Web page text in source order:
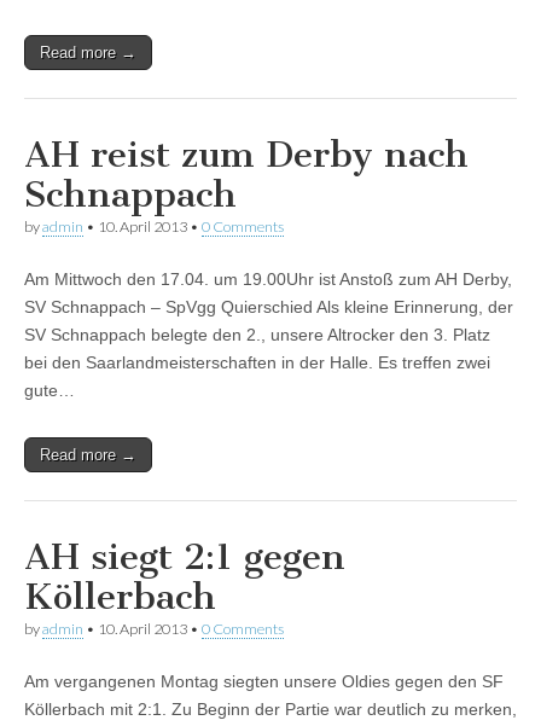
Read more →
AH reist zum Derby nach
Schnappach
byadmin • 10. April 2013 • 0 Comments
Am Mittwoch den 17.04. um 19.00Uhr ist Anstoß zum AH Derby,
SV Schnappach – SpVgg Quierschied Als kleine Erinnerung, der
SV Schnappach belegte den 2., unsere Altrocker den 3. Platz
bei den Saarlandmeisterschaften in der Halle. Es treffen zwei
gute…
Read more →
AH siegt 2:1 gegen
Köllerbach
byadmin • 10. April 2013 • 0 Comments
Am vergangenen Montag siegten unsere Oldies gegen den SF
Köllerbach mit 2:1. Zu Beginn der Partie war deutlich zu merken,